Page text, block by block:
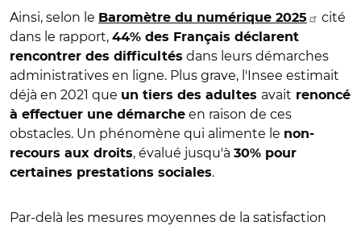
Ainsi, selon le Baromètre du numérique 2025
cité
dans le rapport, 44% des Français déclarent
rencontrer des difficultés dans leurs démarches
administratives en ligne. Plus grave, l'Insee estimait
déjà en 2021 que un tiers des adultes avait renoncé
à effectuer une démarche en raison de ces
obstacles. Un phénomène qui alimente le non-
recours aux droits, évalué jusqu'à 30% pour
certaines prestations sociales.
Par-delà les mesures moyennes de la satisfaction